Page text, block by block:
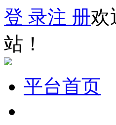
登 录注 册欢
站！
平台首页